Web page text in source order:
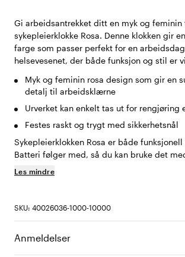
Gi arbeidsantrekket ditt en myk og feminin
sykepleierklokke Rosa. Denne klokken gir
farge som passer perfekt for en
helsevesenet, der både funksjon og stil er
Myk og feminin rosa design som gir en
detalj til arbeidsklærne
Urverket kan enkelt tas ut for rengjøring
Festes raskt og trygt med sikkerhetsnål
Sykepleierklokken Rosa er både
Batteri følger med, så du kan bruke det
Les mindre
SKU: 40026036-1000-10000
Anmeldelser